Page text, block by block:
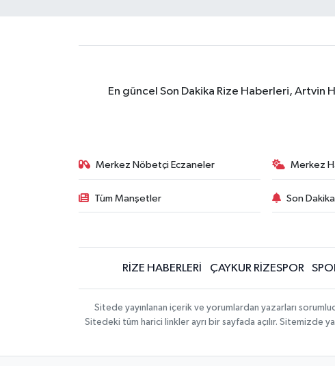
En güncel Son Dakika Rize Haberleri,
Merkez Nöbetçi Eczaneler Merkez
Tüm Manşetler Son
RİZE HABERLERİ ÇAYKUR RİZESPOR
Sitede yayınlanan içerik ve yorumlardan yazarları
Sitedeki tüm harici linkler ayrı bir sayfada açılır. Sitemizde